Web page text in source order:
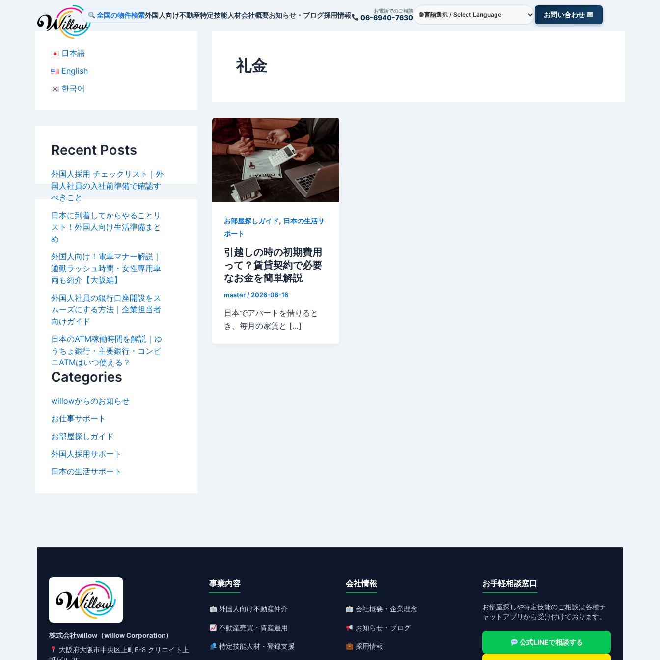
全国の物件検索外国人向け不動産特定技能人材会社概要お知らせ・ブログ採用情報
お電話でのご相談
06-6940-7630 お問い合わせ
日本語
English
한국어
Recent Posts
外国人採用 チェックリスト｜外
国人社員の入社前準備で確認す
べきこと
日本に到着してからやることリ
スト！外国人向け生活準備まと
め
外国人向け！電車マナー解説｜
通勤ラッシュ時間・女性専用車
両も紹介【大阪編】
外国人社員の銀行口座開設をス
ムーズにする方法｜企業担当者
向けガイド
日本のATM稼働時間を解説｜ゆ
うちょ銀行・主要銀行・コンビ
ニATMはいつ使える？
Categories
willowからのお知らせ
お仕事サポート
お部屋探しガイド
外国人採用サポート
日本の生活サポート
礼金
お部屋探しガイド, 日本の生活サ
ポート
引越しの時の初期費用
って？賃貸契約で必要
なお金を簡単解説
master / 2026-06-16
日本でアパートを借りると
き、毎月の家賃と […]
株式会社willow（willow Corporation）
大阪府大阪市中央区上町B-8 クリエイト上
事業内容
外国人向け不動産仲介
不動産売買・資産運用
特定技能人材・登録支援
会社情報
会社概要・企業理念
お知らせ・ブログ
採用情報
お手軽相談窓口
お部屋探しや特定技能のご相談は各種チ
ャットアプリから受け付けております。
公式LINEで相談する